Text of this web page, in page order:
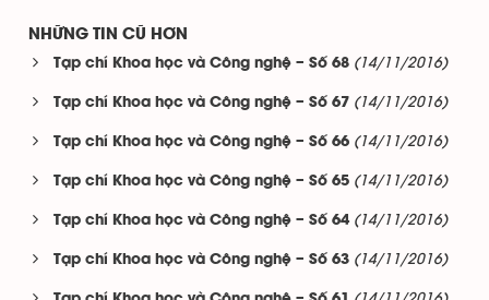
NHỮNG TIN CŨ HƠN
Tạp chí Khoa học và Công nghệ – Số 68 (14/11/2016)
Tạp chí Khoa học và Công nghệ – Số 67 (14/11/2016)
Tạp chí Khoa học và Công nghệ – Số 66 (14/11/2016)
Tạp chí Khoa học và Công nghệ – Số 65 (14/11/2016)
Tạp chí Khoa học và Công nghệ – Số 64 (14/11/2016)
Tạp chí Khoa học và Công nghệ – Số 63 (14/11/2016)